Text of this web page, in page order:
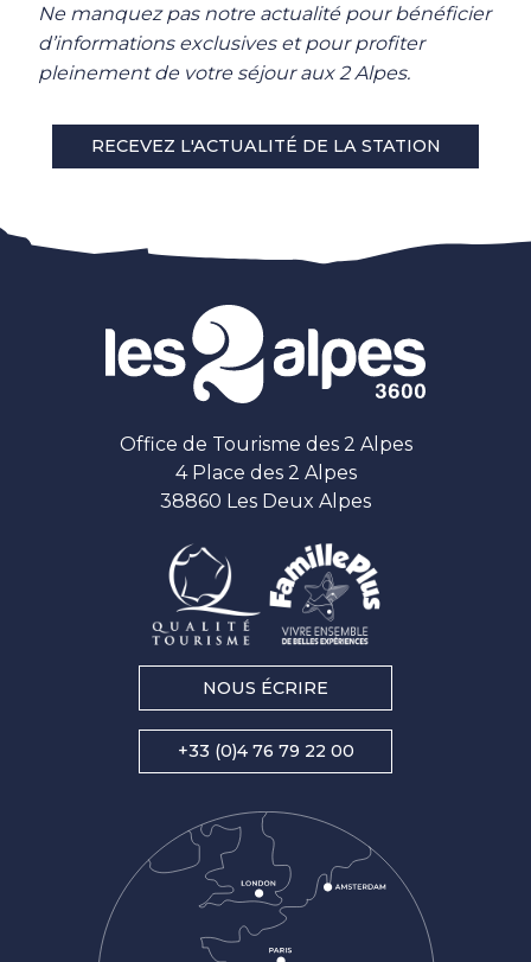
Ne manquez pas notre actualité pour bénéficier
d’informations exclusives et pour profiter
pleinement de votre séjour aux 2 Alpes.
RECEVEZ L'ACTUALITÉ DE LA STATION
Office de Tourisme des 2 Alpes
4 Place des 2 Alpes
38860 Les Deux Alpes
NOUS ÉCRIRE
+33 (0)4 76 79 22 00